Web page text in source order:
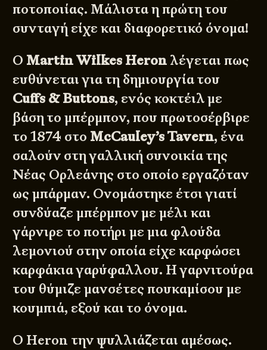
ποτοποιίας. Μάλιστα η πρώτη του
συνταγή είχε και διαφορετικό όνομα!
Ο Martin Wilkes Heron λέγεται πως
ευθύνεται για τη δημιουργία του
Cuffs & Buttons, ενός κοκτέιλ με
βάση το μπέρμπον, που πρωτοσέρβιρε
το 1874 στο McCauley’s Tavern, ένα
σαλούν στη γαλλική συνοικία της
Νέας Ορλεάνης στο οποίο εργαζόταν
ως μπάρμαν. Ονομάστηκε έτσι γιατί
συνδύαζε μπέρμπον με μέλι και
γάρνιρε το ποτήρι με μια φλούδα
λεμονιού στην οποία είχε καρφώσει
καρφάκια γαρύφαλλου. Η γαρνιτούρα
του θύμιζε μανσέτες πουκαμίσου με
κουμπιά, εξού και το όνομα.
Ο Heron την ψυλλιάζεται αμέσως.